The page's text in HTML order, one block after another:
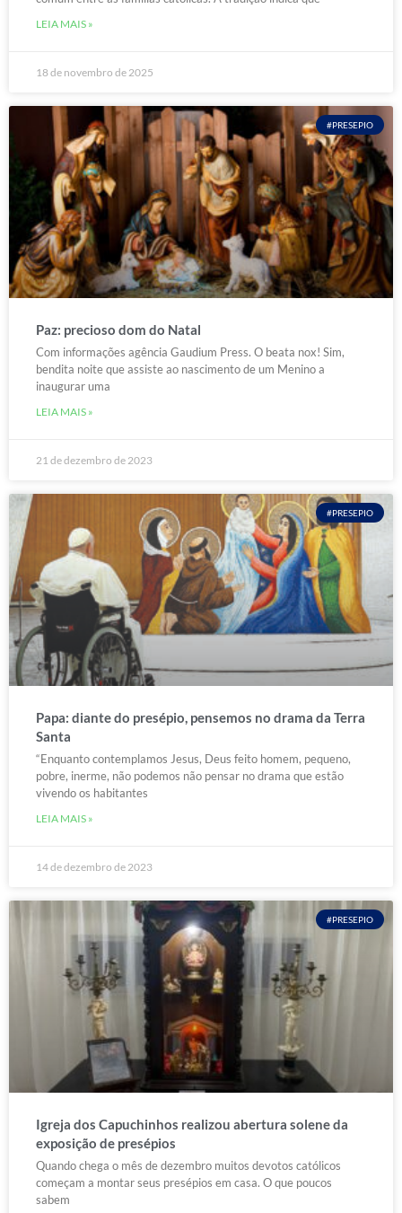
LEIA MAIS »
18 de novembro de 2025
#PRESEPIO
Paz: precioso dom do Natal
Com informações agência Gaudium Press. O beata nox! Sim,
bendita noite que assiste ao nascimento de um Menino a
inaugurar uma
LEIA MAIS »
21 de dezembro de 2023
#PRESEPIO
Papa: diante do presépio, pensemos no drama da Terra
Santa
“Enquanto contemplamos Jesus, Deus feito homem, pequeno,
pobre, inerme, não podemos não pensar no drama que estão
vivendo os habitantes
LEIA MAIS »
14 de dezembro de 2023
#PRESEPIO
Igreja dos Capuchinhos realizou abertura solene da
exposição de presépios
Quando chega o mês de dezembro muitos devotos católicos
começam a montar seus presépios em casa. O que poucos
sabem